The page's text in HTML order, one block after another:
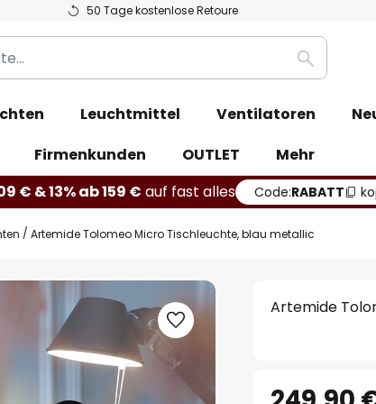
50 Tage kostenlose Retoure
Suche
Leuchtmittel Ventilatoren
Firmenkunden
OUTLET
Mehr
€ & 13% ab 159 € auf fast alles Code:RABATT
Artemide Tolomeo Micro Tischleuchte, blau metallic
Artemide